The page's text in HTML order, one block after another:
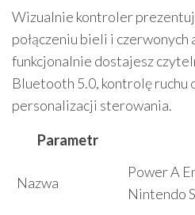
Wizualnie kontroler
połączeniu bieli i czerwonych
funkcjonalnie dostajesz
Bluetooth 5.0, kontrolę ruchu
personalizacji sterowania.
Parametr
Nazwa
Power A
Nintendo